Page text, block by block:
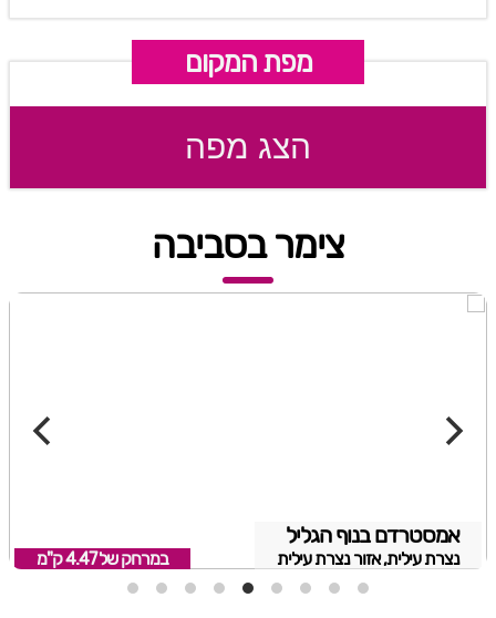
מפת המקום
הצג מפה
צימר בסביבה
אמסטרדם בנוף הגליל
נצרת עילית, אזור נצרת עילית במרחק של4.47 ק"מ